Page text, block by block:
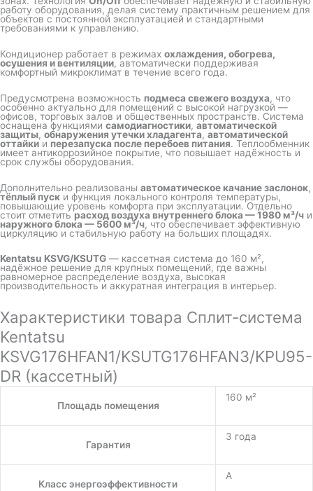
работу оборудования, делая систему практичным решением для
объектов с постоянной эксплуатацией и стандартными
требованиями к управлению.
Кондиционер работает в режимах охлаждения, обогрева,
осушения и вентиляции, автоматически поддерживая
комфортный микроклимат в течение всего года.
Предусмотрена возможность подмеса свежего воздуха, что
особенно актуально для помещений с высокой нагрузкой —
офисов, торговых залов и общественных пространств. Система
оснащена функциями самодиагностики, автоматической
защиты, обнаружения утечки хладагента, автоматической
оттайкии перезапуска после перебоев питания. Теплообменник
имеет антикоррозийное покрытие, что повышает надёжность и
срок службы оборудования.
Дополнительно реализованы автоматическое качание заслонок,
тёплый пуск и функция локального контроля температуры,
повышающие уровень комфорта при эксплуатации. Отдельно
стоит отметитьрасход воздуха внутреннего блока — 1980 м³/ч и
наружного блока — 5600 м³/ч, что обеспечивает эффективную
циркуляцию и стабильную работу на больших площадях.
Kentatsu KSVG/KSUTG — кассетная система до 160 м²,
надёжное решение для крупных помещений, где важны
равномерное распределение воздуха, высокая
производительность и аккуратная интеграция в интерьер.
Характеристики товара Сплит-система
Kentatsu
KSVG176HFAN1/KSUTG176HFAN3/KPU95-
DR (кассетный)
Площадь помещения
160 м²
Гарантия
3 года
Класс энергоэффективности
A